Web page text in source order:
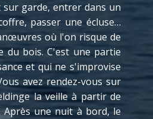
garde, entrer dans un
passer une écluse…
où l'on risque de
du bois. C'est une partie
et qui ne s'improvise
avez rendez-vous sur
la veille à partir de
Après une nuit à bord, le